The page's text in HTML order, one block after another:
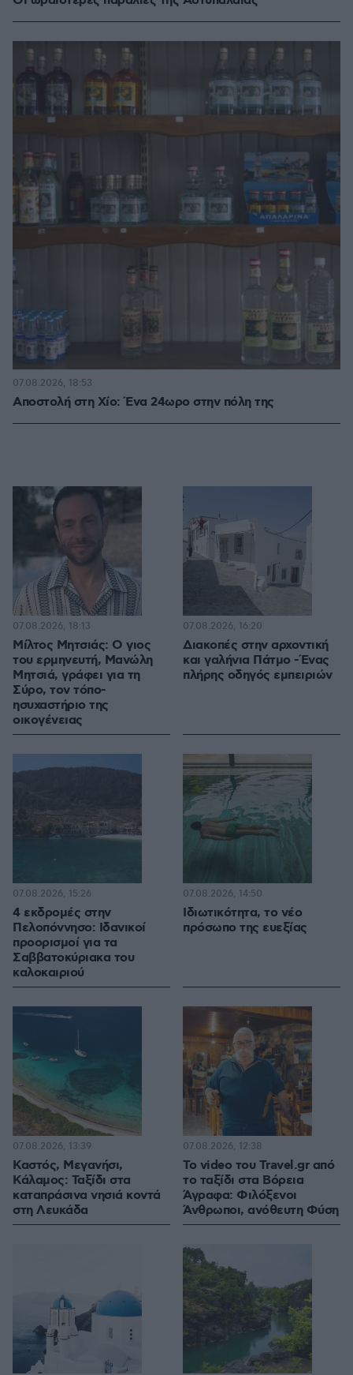
Αποστολή στη Χίο: Ένα 24ωρο στην πόλη της
07.08.2026, 18:53
Μίλτος Μητσιάς: Ο γιος
του ερμηνευτή, Μανώλη
Μητσιά, γράφει για τη
Σύρο, τον τόπο-
ησυχαστήριο της
οικογένειας
07.08.2026, 18:13
Διακοπές στην αρχοντική
και γαλήνια Πάτμο -Ένας
πλήρης οδηγός εμπειριών
07.08.2026, 16:20
4 εκδρομές στην
Πελοπόννησο: Ιδανικοί
προορισμοί για τα
Σαββατοκύριακα του
καλοκαιριού
07.08.2026, 15:26
Ιδιωτικότητα, το νέο
πρόσωπο της ευεξίας
07.08.2026, 14:50
Καστός, Μεγανήσι,
Κάλαμος: Ταξίδι στα
καταπράσινα νησιά κοντά
στη Λευκάδα
07.08.2026, 13:39
To video του Travel.gr από
το ταξίδι στα Βόρεια
Άγραφα: Φιλόξενοι
Άνθρωποι, ανόθευτη Φύση
07.08.2026, 12:38